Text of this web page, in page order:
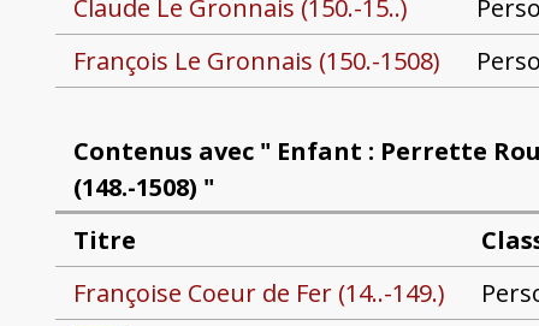
Claude Le Gronnais (150.-15..)
François Le Gronnais (150.-1508)
Contenus avec " Enfant : Perrette
(148.-1508) "
Titre
Françoise Coeur de Fer (14..-149.)